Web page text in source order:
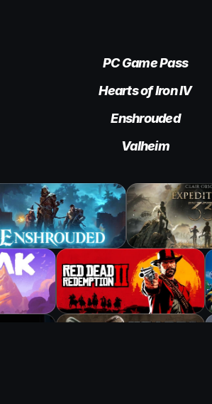
PC Game Pass
Hearts of Iron IV
Enshrouded
Valheim